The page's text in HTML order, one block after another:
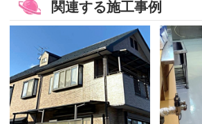
関連する施工事例